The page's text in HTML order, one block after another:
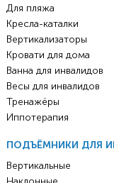
Для пляжа
Кресла-каталки
Вертикализаторы
Кровати для дома
Ванна для инвалидов
Весы для инвалидов
Тренажёры
Иппотерапия
ПОДЪЁМНИКИ ДЛЯ
Вертикальные